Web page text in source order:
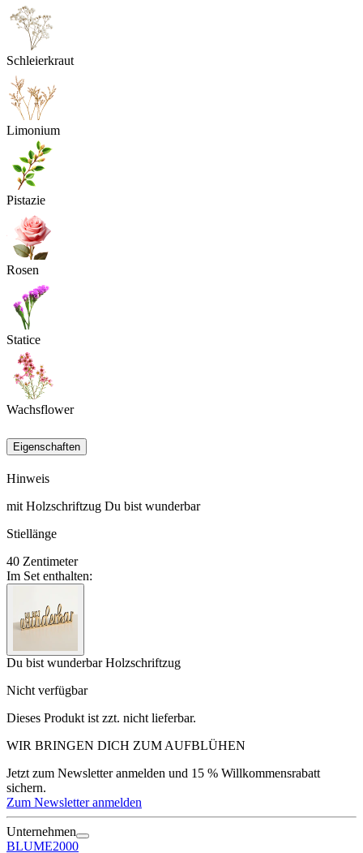
Schleierkraut
Limonium
Pistazie
Rosen
Statice
Wachsflower
Eigenschaften
Hinweis
mit Holzschriftzug Du bist wunderbar
Stiellänge
40 Zentimeter
Im Set enthalten:
Du bist wunderbar Holzschriftzug
Nicht verfügbar
Dieses Produkt ist zzt. nicht lieferbar.
WIR BRINGEN DICH ZUM AUFBLÜHEN
Jetzt zum Newsletter anmelden und 15 % Willkommensrabatt
sichern.
Zum Newsletter anmelden
Unternehmen
BLUME2000